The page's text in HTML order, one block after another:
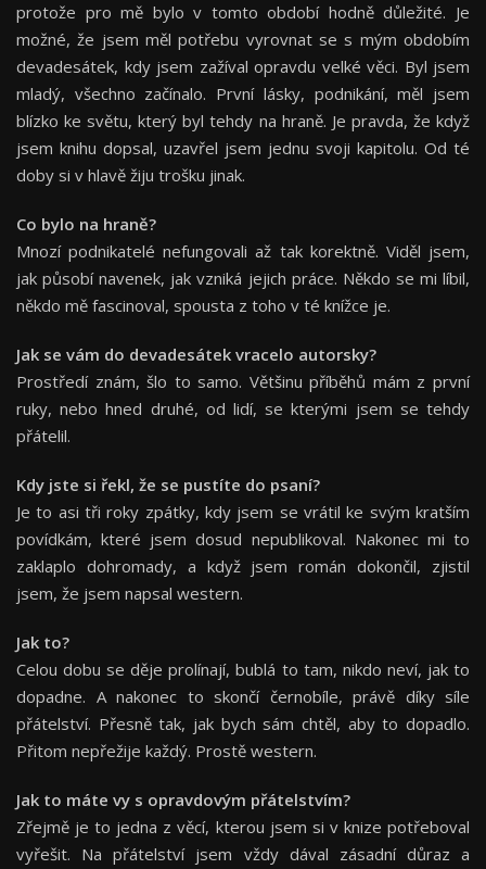
protože pro mě bylo v tomto období hodně důležité. Je
možné, že jsem měl potřebu vyrovnat se s mým obdobím
devadesátek, kdy jsem zažíval opravdu velké věci. Byl jsem
mladý, všechno začínalo. První lásky, podnikání, měl jsem
blízko ke světu, který byl tehdy na hraně. Je pravda, že když
jsem knihu dopsal, uzavřel jsem jednu svoji kapitolu. Od té
doby si v hlavě žiju trošku jinak.
Co bylo na hraně?
Mnozí podnikatelé nefungovali až tak korektně. Viděl jsem,
jak působí navenek, jak vzniká jejich práce. Někdo se mi líbil,
někdo mě fascinoval, spousta z toho v té knížce je.
Jak se vám do devadesátek vracelo autorsky?
Prostředí znám, šlo to samo. Většinu příběhů mám z první
ruky, nebo hned druhé, od lidí, se kterými jsem se tehdy
přátelil.
Kdy jste si řekl, že se pustíte do psaní?
Je to asi tři roky zpátky, kdy jsem se vrátil ke svým kratším
povídkám, které jsem dosud nepublikoval. Nakonec mi to
zaklaplo dohromady, a když jsem román dokončil, zjistil
jsem, že jsem napsal western.
Jak to?
Celou dobu se děje prolínají, bublá to tam, nikdo neví, jak to
dopadne. A nakonec to skončí černobíle, právě díky síle
přátelství. Přesně tak, jak bych sám chtěl, aby to dopadlo.
Přitom nepřežije každý. Prostě western.
Jak to máte vy s opravdovým přátelstvím?
Zřejmě je to jedna z věcí, kterou jsem si v knize potřeboval
vyřešit. Na přátelství jsem vždy dával zásadní důraz a